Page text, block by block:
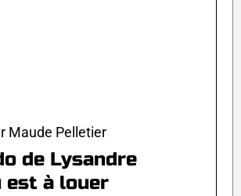
Maude Pelletier
de Lysandre
est à louer